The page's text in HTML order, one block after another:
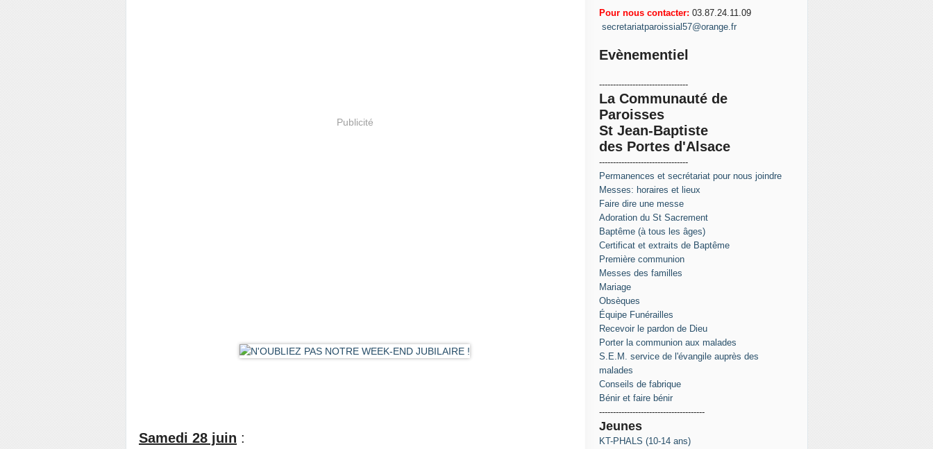
Publicité
Samedi 28 juin :
Pour nous contacter: 03.87.24.11.09
secretariatparoissial57@orange.fr
Evènementiel
--------------------------------
La Communauté de
Paroisses
St Jean-Baptiste
des Portes d'Alsace
--------------------------------
Permanences et secrétariat pour nous joindre
Messes: horaires et lieux
Faire dire une messe
Adoration du St Sacrement
Baptême (à tous les âges)
Certificat et extraits de Baptême
Première communion
Messes des familles
Mariage
Obsèques
Équipe Funérailles
Recevoir le pardon de Dieu
Porter la communion aux malades
S.E.M. service de l'évangile auprès des
malades
Conseils de fabrique
Bénir et faire bénir
--------------------------------------
Jeunes
KT-PHALS (10-14 ans)